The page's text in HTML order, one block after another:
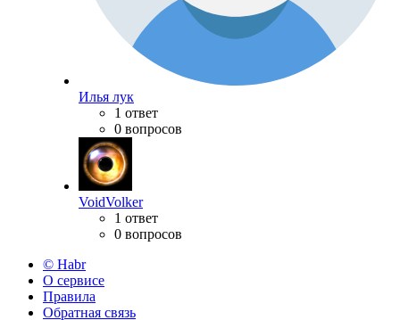
Илья лук
1 ответ
0 вопросов
VoidVolker
1 ответ
0 вопросов
© Habr
О сервисе
Правила
Обратная связь